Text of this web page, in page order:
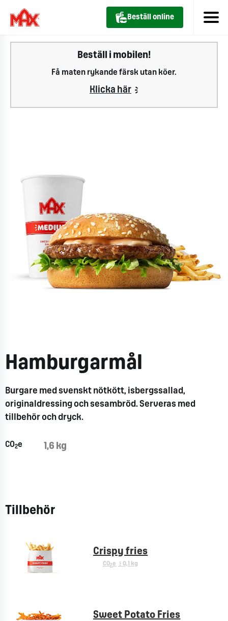
Beställ online
Beställ i mobilen!
Få maten rykande färsk utan köer.
Klicka här
Hamburgarmål
Burgare med svenskt nötkött, isbergssallad,
originaldressing och sesambröd. Serveras med
tillbehör och dryck.
CO2e 1,6 kg
Tillbehör
Crispy fries
CO2e < 0,1 kg
Sweet Potato Fries